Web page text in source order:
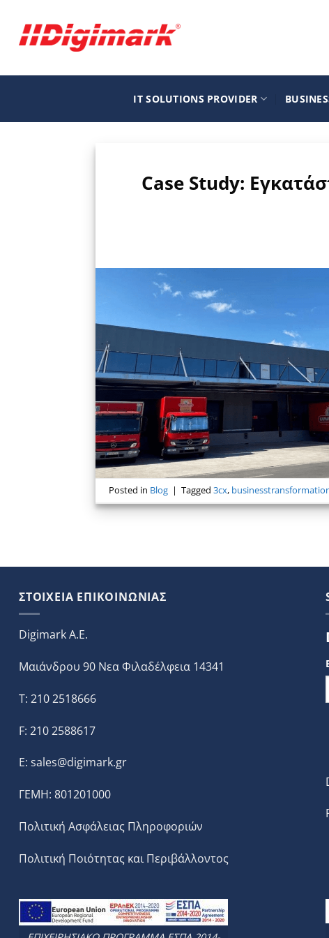
περιεχόμενο
IT SOLUTIONS PROVIDER
Case Study:
Posted in Blog | Tagged3cx,
ΣΤΟΙΧΕΙΑ ΕΠΙΚΟΙΝΩΝΙΑΣ
Digimark A.E.
Μαιάνδρου 90 Νεα Φιλαδέλφεια 14341
T: 210 2518666
F: 210 2588617
E: sales@digimark.gr
ΓΕΜΗ: 801201000
Πολιτική Ασφάλειας Πληροφοριών
Πολιτική Ποιότητας και Περιβάλλοντος